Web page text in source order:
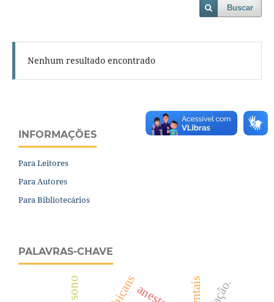
Buscar
Nenhum resultado encontrado
INFORMAÇÕES
Para Leitores
Para Autores
Para Bibliotecários
PALAVRAS-CHAVE